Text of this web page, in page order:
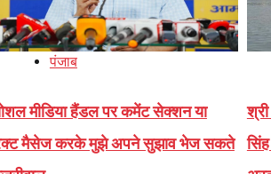
पंजाब
मीडिया हैंडल पर कमेंट सेक्शन या
मैसेज करके मुझे अपने सुझाव भेज सकते